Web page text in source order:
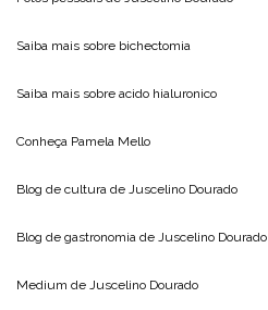
Saiba mais sobre bichectomia
Saiba mais sobre acido hialuronico
Conheça Pamela Mello
Blog de cultura de Juscelino Dourado
Blog de gastronomia de Juscelino Dourado
Medium de Juscelino Dourado